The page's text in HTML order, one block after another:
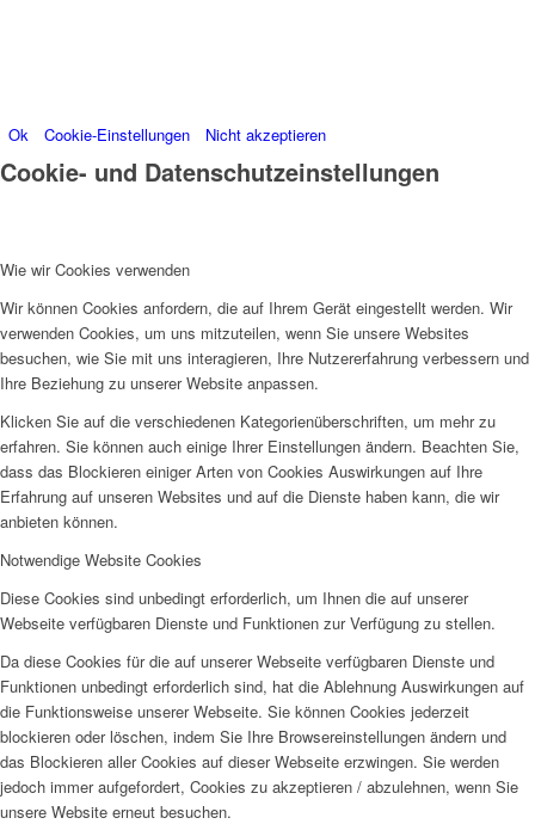
Ok Cookie-Einstellungen Nicht akzeptieren
Cookie- und Datenschutzeinstellungen
Wie wir Cookies verwenden
Wir können Cookies anfordern, die auf Ihrem Gerät eingestellt werden. Wir
verwenden Cookies, um uns mitzuteilen, wenn Sie unsere Websites
besuchen, wie Sie mit uns interagieren, Ihre Nutzererfahrung verbessern und
Ihre Beziehung zu unserer Website anpassen.
Klicken Sie auf die verschiedenen Kategorienüberschriften, um mehr zu
erfahren. Sie können auch einige Ihrer Einstellungen ändern. Beachten Sie,
dass das Blockieren einiger Arten von Cookies Auswirkungen auf Ihre
Erfahrung auf unseren Websites und auf die Dienste haben kann, die wir
anbieten können.
Notwendige Website Cookies
Diese Cookies sind unbedingt erforderlich, um Ihnen die auf unserer
Webseite verfügbaren Dienste und Funktionen zur Verfügung zu stellen.
Da diese Cookies für die auf unserer Webseite verfügbaren Dienste und
Funktionen unbedingt erforderlich sind, hat die Ablehnung Auswirkungen auf
die Funktionsweise unserer Webseite. Sie können Cookies jederzeit
blockieren oder löschen, indem Sie Ihre Browsereinstellungen ändern und
das Blockieren aller Cookies auf dieser Webseite erzwingen. Sie werden
jedoch immer aufgefordert, Cookies zu akzeptieren / abzulehnen, wenn Sie
unsere Website erneut besuchen.